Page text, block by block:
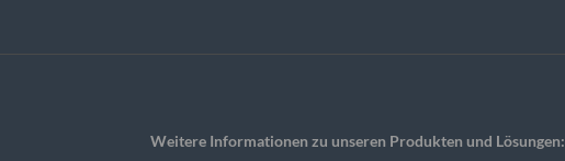
Weitere Informationen zu unseren Produkten und Lösungen: